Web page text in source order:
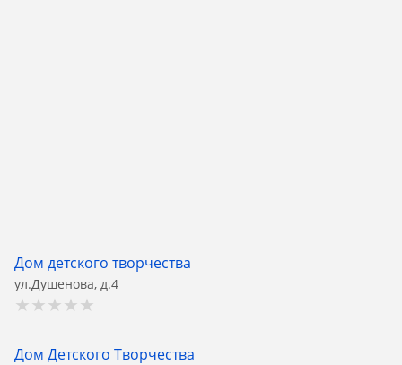
Дом детского творчества
ул.Душенова, д.4
Дом Детского Творчества